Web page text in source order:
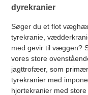
dyrekranier
Søger du et flot
tyrekranie,
med gevir til væggen?
vores store
jagttrofæer, som
tyrekranier med
hjortekranier med